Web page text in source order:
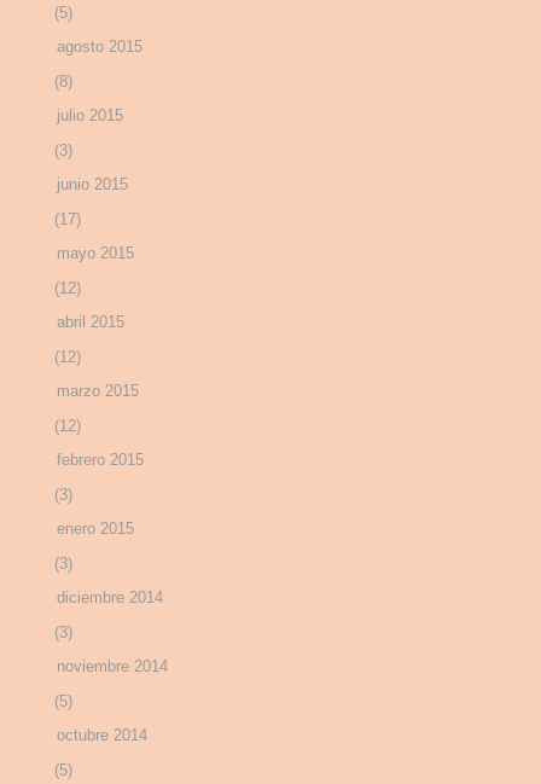
(5)
agosto 2015
(8)
julio 2015
(3)
junio 2015
(17)
mayo 2015
(12)
abril 2015
(12)
marzo 2015
(12)
febrero 2015
(3)
enero 2015
(3)
diciembre 2014
(3)
noviembre 2014
(5)
octubre 2014
(5)